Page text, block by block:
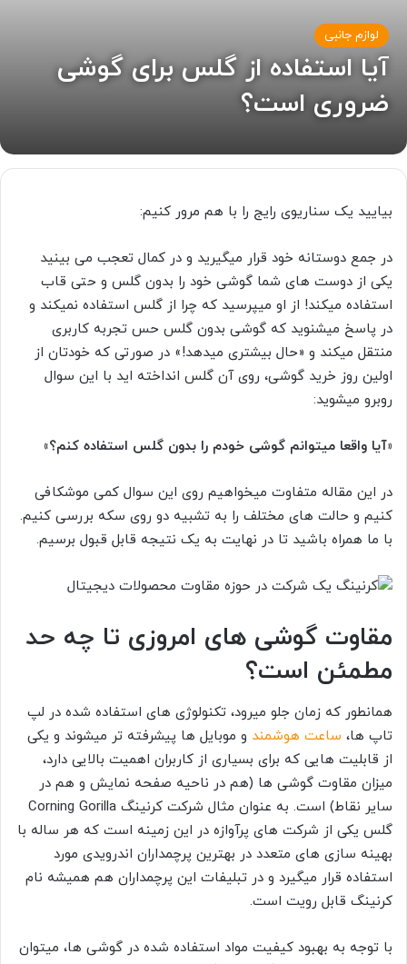
لوازم جانبی
آیا استفاده از گلس برای گوشی
ضروری است؟
بیایید یک سناریوی رایج را با هم مرور کنیم:
در جمع دوستانه خود قرار میگیرید و در کمال تعجب می بینید
یکی از دوست های شما گوشی خود را بدون گلس و حتی قاب
استفاده میکند! از او میپرسید که چرا از گلس استفاده نمیکند و
در پاسخ میشنوید که گوشی بدون گلس حس تجربه کاربری
منتقل میکند و «حال بیشتری میدهد!» در صورتی که خودتان از
اولین روز خرید گوشی، روی آن گلس انداخته اید با این سوال
روبرو میشوید:
«آیا واقعا میتوانم گوشی خودم را بدون گلس استفاده کنم؟»
در این مقاله متفاوت میخواهیم روی این سوال کمی موشکافی
کنیم و حالت های مختلف را به تشبیه دو روی سکه بررسی کنیم.
با ما همراه باشید تا در نهایت به یک نتیجه قابل قبول برسیم.
مقاوت گوشی های امروزی تا چه حد
مطمئن است؟
همانطور که زمان جلو میرود، تکنولوژی های استفاده شده در لپ
تاپ ها، ساعت هوشمند و موبایل ها پیشرفته تر میشوند و یکی
از قابلیت هایی که برای بسیاری از کاربران اهمیت بالایی دارد،
میزان مقاوت گوشی ها (هم در ناحیه صفحه نمایش و هم در
سایر نقاط) است. به عنوان مثال شرکت کرنینگ Corning Gorilla
گلس یکی از شرکت های پرآوازه در این زمینه است که هر ساله با
بهینه سازی های متعدد در بهترین پرچمداران اندرویدی مورد
استفاده قرار میگیرد و در تبلیفات این پرچمداران هم همیشه نام
کرنینگ قابل رویت است.
با توجه به بهبود کیفیت مواد استفاده شده در گوشی ها، میتوان